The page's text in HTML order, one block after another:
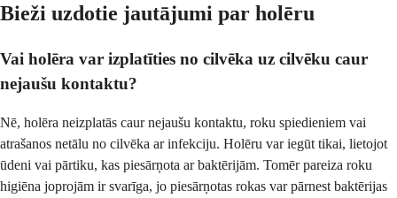
Bieži uzdotie jautājumi par holēru
Vai holēra var izplatīties no cilvēka uz cilvēku caur
nejaušu kontaktu?
Nē, holēra neizplatās caur nejaušu kontaktu, roku spiedieniem vai
atrašanos netālu no cilvēka ar infekciju. Holēru var iegūt tikai, lietojot
ūdeni vai pārtiku, kas piesārņota ar baktērijām. Tomēr pareiza roku
higiēna joprojām ir svarīga, jo piesārņotas rokas var pārnest baktērijas